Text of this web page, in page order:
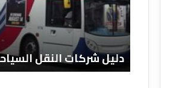
دليل شركات النقل السياحي